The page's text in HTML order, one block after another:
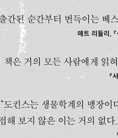
필로그